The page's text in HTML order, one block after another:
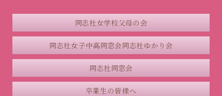
同志社女学校父母の会
同志社女子中高同窓会同志社ゆかり会
同志社同窓会
卒業生の皆様へ